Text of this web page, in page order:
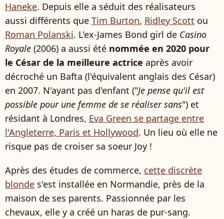
Haneke. Depuis elle a séduit des réalisateurs
aussi différents que Tim Burton, Ridley Scott ou
Roman Polanski. L'ex-James Bond girl de Casino
Royale (2006) a aussi été nommée en 2020 pour
le César de la meilleure actrice après avoir
décroché un Bafta (l'équivalent anglais des César)
en 2007. N'ayant pas d'enfant ("Je pense qu'il est
possible pour une femme de se réaliser sans") et
résidant à Londres, Eva Green se partage entre
l'Angleterre, Paris et Hollywood. Un lieu où elle ne
risque pas de croiser sa soeur Joy !
Après des études de commerce, cette discrète
blonde s'est installée en Normandie, près de la
maison de ses parents. Passionnée par les
chevaux, elle y a créé un haras de pur-sang.